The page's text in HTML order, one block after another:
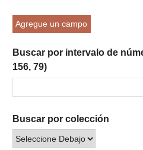
Agregue un campo
Buscar por intervalo de
156, 79)
Buscar por colección